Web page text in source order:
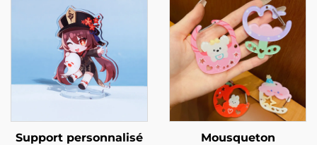
Support personnalisé
Mousqueton